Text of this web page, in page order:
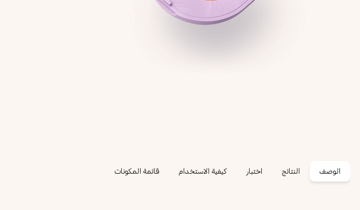
الوصف النتائج اختبار كيفية الاستخدام قائمة المكونات